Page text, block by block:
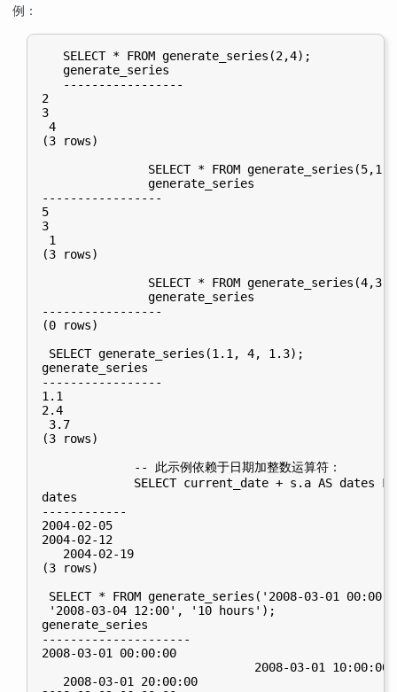
例：
   SELECT * FROM generate_series(2,4);
   generate_series
   -----------------
2
3
4
(3 rows)
SELECT * FROM
               generate_series
-----------------
5
3
1
(3 rows)
               SELECT * FROM generate_series(4,3);
               generate_series
-----------------
(0 rows)
SELECT generate_series(1.1, 4, 1.3);
generate_series
-----------------
1.1
2.4
3.7
(3 rows)
             -- 此示例依赖于日期加整数运算符：
SELECT current_date + s.a AS dates
dates
------------
2004-02-05
2004-02-12
   2004-02-19
(3 rows)
SELECT * FROM generate_series('2008-03-01
'2008-03-04 12:00', '10 hours');
generate_series
---------------------
2008-03-01 00:00:00
                              2008-03-01 10:00:00
   2008-03-01 20:00:00